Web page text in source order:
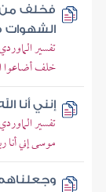
فخلف من
الشهوات
تفسير
خلف أضاعوا
إنني أنا
تفسير
موسى إني